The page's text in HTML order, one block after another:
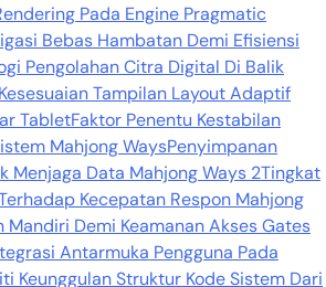
Pada Engine Pragmatic
Bebas Hambatan Demi Efisiensi
Pengolahan Citra Digital Di Balik
Kesesuaian Tampilan Layout Adaptif
TabletFaktor Penentu Kestabilan
Mahjong WaysPenyimpanan
Menjaga Data Mahjong Ways 2Tingkat
Kecepatan Respon Mahjong
Mandiri Demi Keamanan Akses Gates
Antarmuka Pengguna Pada
Keunggulan Struktur Kode Sistem Dari